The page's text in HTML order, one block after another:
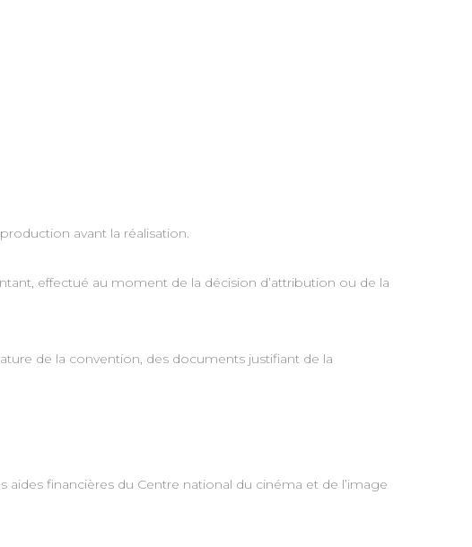
avant la réalisation.
effectué au moment de la décision d’attribution ou de la
de la convention, des documents justifiant de la
financières du Centre national du cinéma et de l’image